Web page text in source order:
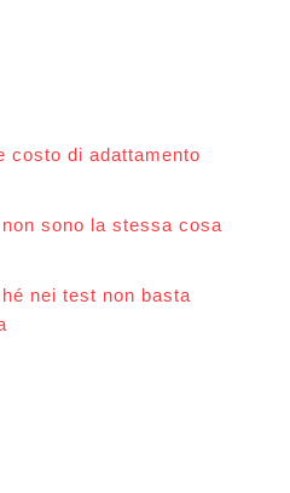
costo di adattamento
sono la stessa cosa
nei test non basta